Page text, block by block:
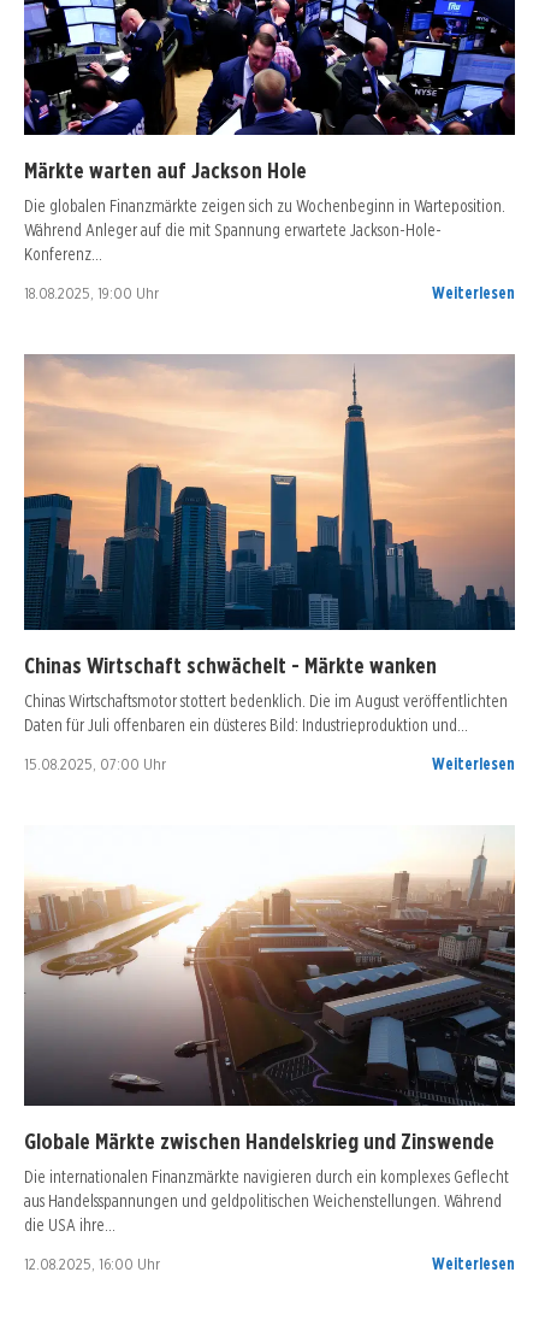
Märkte warten auf Jackson Hole
Die globalen Finanzmärkte zeigen sich zu Wochenbeginn in Warteposition.
Während Anleger auf die mit Spannung erwartete Jackson-Hole-
Konferenz…
18.08.2025, 19:00 Uhr Weiterlesen
Chinas Wirtschaft schwächelt - Märkte wanken
Chinas Wirtschaftsmotor stottert bedenklich. Die im August veröffentlichten
Daten für Juli offenbaren ein düsteres Bild: Industrieproduktion und…
15.08.2025, 07:00 Uhr Weiterlesen
Globale Märkte zwischen Handelskrieg und Zinswende
Die internationalen Finanzmärkte navigieren durch ein komplexes Geflecht
aus Handelsspannungen und geldpolitischen Weichenstellungen. Während
die USA ihre…
12.08.2025, 16:00 Uhr Weiterlesen